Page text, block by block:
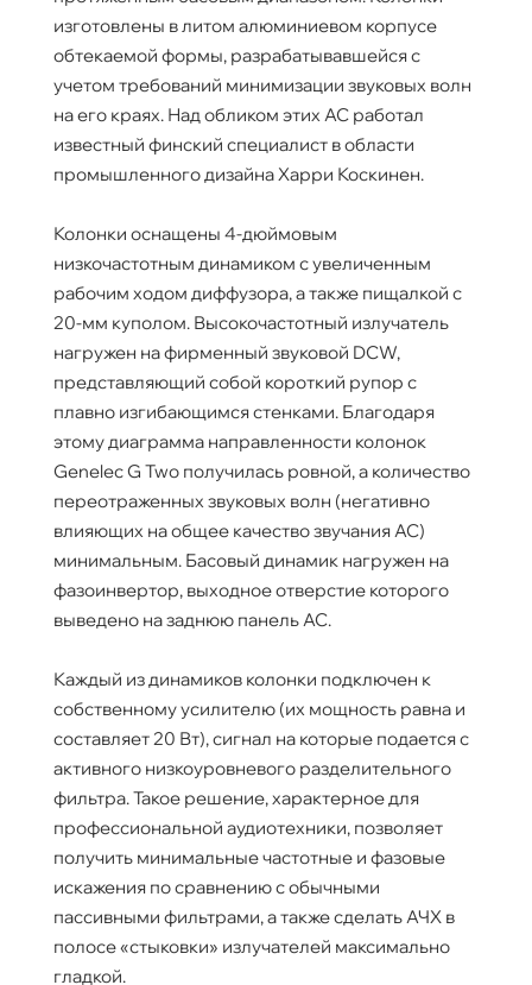
изготовлены в литом алюминиевом корпусе
обтекаемой формы, разрабатывавшейся с
учетом требований минимизации звуковых волн
на его краях. Над обликом этих АС работал
известный финский специалист в области
промышленного дизайна Харри Коскинен.
Колонки оснащены 4-дюймовым
низкочастотным динамиком с увеличенным
рабочим ходом диффузора, а также пищалкой с
20-мм куполом. Высокочастотный излучатель
нагружен на фирменный звуковой DCW,
представляющий собой короткий рупор с
плавно изгибающимся стенками. Благодаря
этому диаграмма направленности колонок
Genelec G Two получилась ровной, а количество
переотраженных звуковых волн (негативно
влияющих на общее качество звучания АС)
минимальным. Басовый динамик нагружен на
фазоинвертор, выходное отверстие которого
выведено на заднюю панель АС.
Каждый из динамиков колонки подключен к
собственному усилителю (их мощность равна и
составляет 20 Вт), сигнал на которые подается с
активного низкоуровневого разделительного
фильтра. Такое решение, характерное для
профессиональной аудиотехники, позволяет
получить минимальные частотные и фазовые
искажения по сравнению с обычными
пассивными фильтрами, а также сделать АЧХ в
полосе «стыковки» излучателей максимально
гладкой.